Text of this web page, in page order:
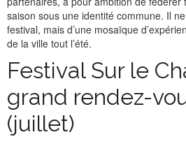
saison sous une identité commune. Il ne
festival, mais d’une mosaïque
de la ville tout l’été.
Festival Sur le
grand rendez-
(juillet)